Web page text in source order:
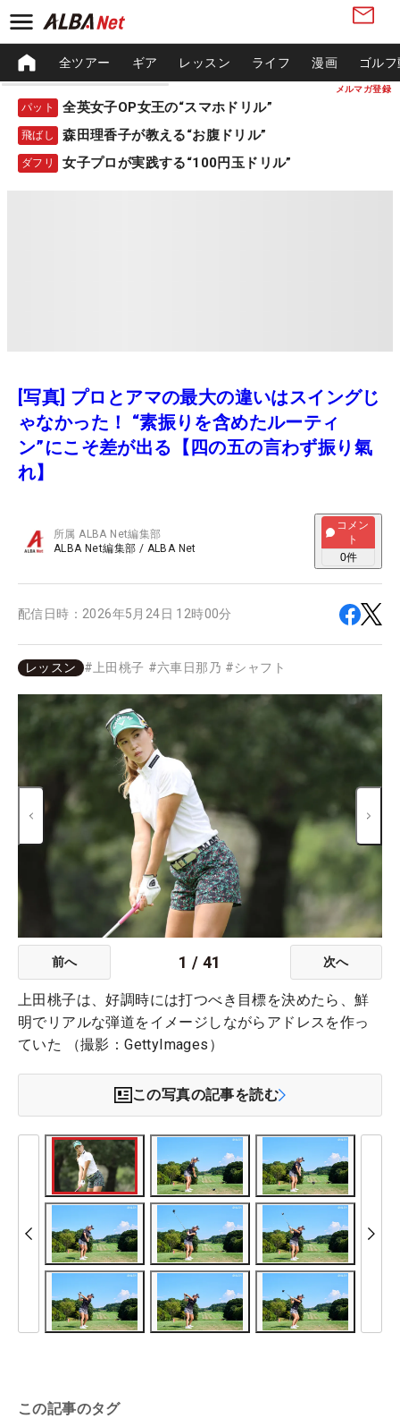
メルマガ登録
全ツアー ギア レッスン ライフ 漫画 ゴル
パット 全英女子OP女王の“スマホドリル”
飛ばし 森田理香子が教える“お腹ドリル”
ダフリ 女子プロが実践する“100円玉ドリル”
[写真] プロとアマの最大の違いはスイングじ
ゃなかった！ “素振りを含めたルーティ
ン”にこそ差が出る【四の五の言わず振り氣
れ】
所属ALBA Net編集部
ALBA Net編集部 / ALBA Net
コメン
ト
0件
配信日時： 2026年5月24日 12時00分
レッスン # 上田桃子 #六車日那乃 #シャフト
前へ 1 / 41 次へ
上田桃子は、好調時には打つべき目標を決めたら、鮮
明でリアルな弾道をイメージしながらアドレスを作っ
ていた （撮影：GettyImages）
この写真の記事を読む
この記事のタグ